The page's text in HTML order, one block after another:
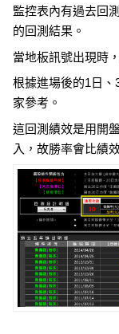
監控表內有過去回
的回測結果。
當地板訊號出現時
根據進場後的1日
家參考。
這回測績效是用開
入，故勝率會比績